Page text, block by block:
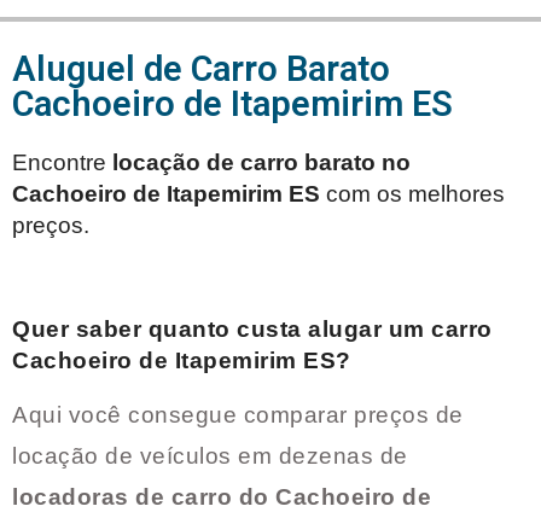
Aluguel de Carro Barato
Cachoeiro de Itapemirim ES
Encontre locação de carro barato no
Cachoeiro de Itapemirim ES com os melhores
preços.
Quer saber quanto custa alugar um carro
Cachoeiro de Itapemirim ES?
Aqui você consegue comparar preços de
locação de veículos em dezenas de
locadoras de carro do Cachoeiro de